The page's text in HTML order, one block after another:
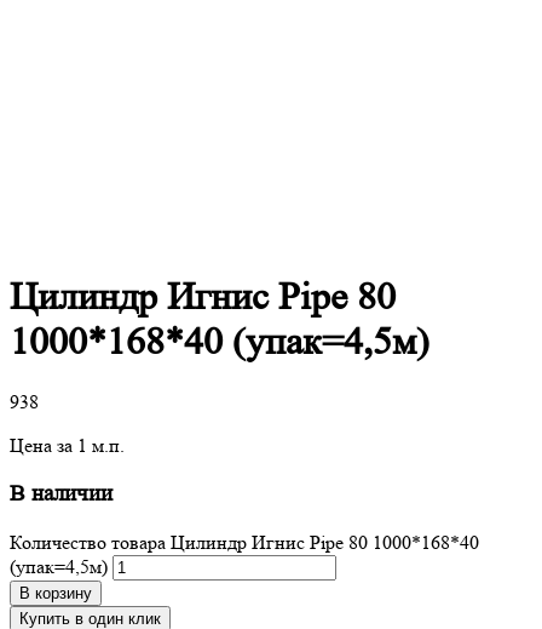
Цилиндр Игнис Pipe 80
1000*168*40 (упак=4,5м)
938
Цена за 1 м.п.
В наличии
Количество товара Цилиндр Игнис Pipe 80 1000*168*40
(упак=4,5м)
В корзину
Купить в один клик